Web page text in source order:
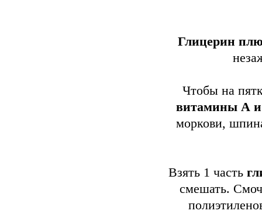
Глицерин
Чтобы на
витамины А
моркови,
Взять 1 часть
смешать.